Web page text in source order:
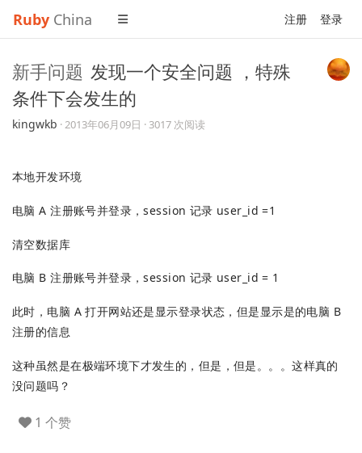
Ruby China 注册 登录
新手问题 发现一个安全问题 ，特殊
条件下会发生的
kingwkb ·2013年06月09日 · 3017 次阅读
本地开发环境
电脑 A 注册账号并登录，session 记录 user_id =1
清空数据库
电脑 B 注册账号并登录，session 记录 user_id = 1
此时，电脑 A 打开网站还是显示登录状态，但是显示是的电脑 B
注册的信息
这种虽然是在极端环境下才发生的，但是，但是。。。这样真的
没问题吗？
1 个赞